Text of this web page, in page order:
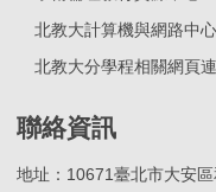
北教大計算機與網路中心
北教大分學程相關網頁
聯絡資訊
地址：10671臺北市大安